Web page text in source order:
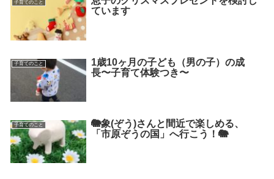
子育てのこと
ています
子育てのこと
1歳10ヶ月の子ども（男の子）の成
長〜子育て体験つき〜
子育てのこと
🐘象(ぞう)さんと間近で楽しめる、
「市原ぞうの国」へ行こう！🐘